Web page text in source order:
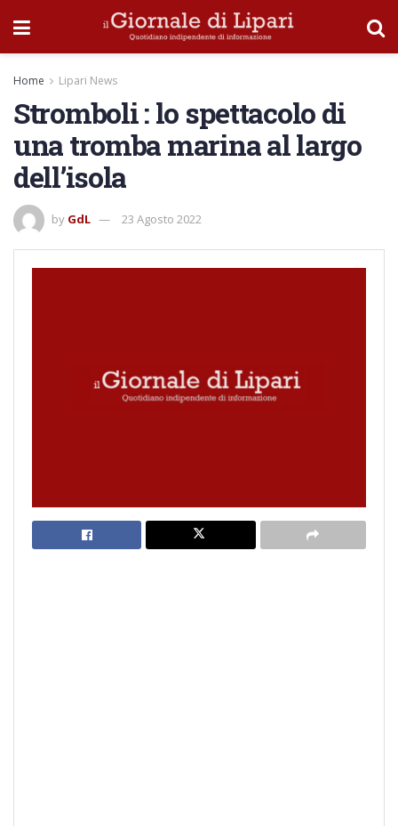
Home Lipari News
Stromboli : lo spettacolo di
una tromba marina al largo
dell’isola
by GdL 23 Agosto 2022